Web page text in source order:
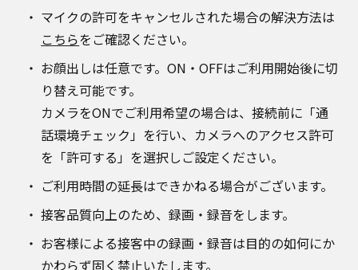
マイクの許可をキャンセルされた場合の解決方法は
こちらをご確認ください。
お顔出しは任意です。ON・OFFはご利用開始後に切
り替え可能です。
カメラをONでご利用希望の場合は、接続前に「通
話環境チェック」を行い、カメラへのアクセス許可
を「許可する」を選択しご設定ください。
ご利用時間の延長はできかねる場合がございます。
接客品質向上のため、録画・録音をします。
お客様による接客中の録画・録音は目的の如何にか
かわらず固く禁止いたします。